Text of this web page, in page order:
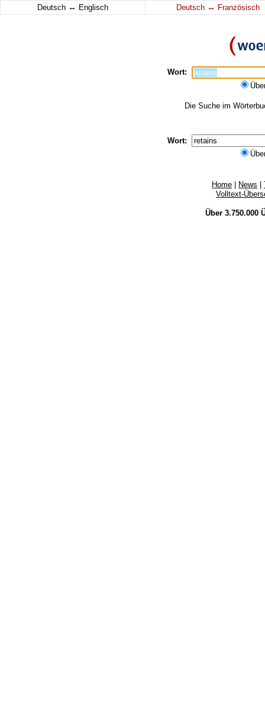
Deutsch ↔ Englisch Deutsch ↔ Französisch
Wort:
Die Suche im
Wort:
Home News
Volltext-
Über 3.750.000